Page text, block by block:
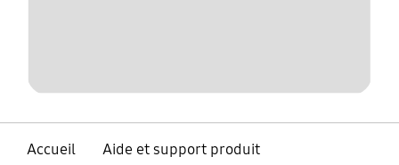
Accueil
Aide et support produit